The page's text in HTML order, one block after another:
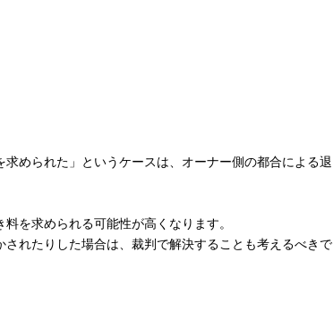
められた」というケースは、オーナー側の都合による退
を求められる可能性が高くなります。
れたりした場合は、裁判で解決することも考えるべきで